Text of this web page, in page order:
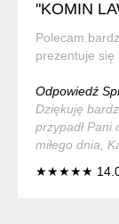
"KOMIN
prezentuje się
Odpowiedź
Dziękuję
przypadł
miłego dnia,
★★★★★